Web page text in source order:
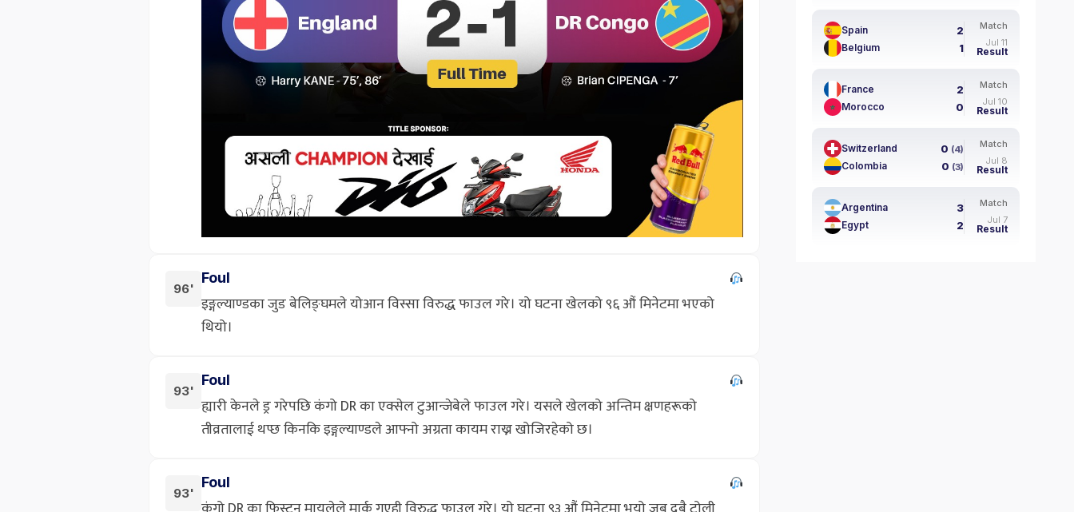
96'
Foul
इङ्गल्याण्डका जुड बेलिङ्घमले योआन विस्सा विरुद्ध फाउल गरे। यो घटना खेलको ९६ औं मिनेटमा भएको
थियो।
93'
Foul
ह्यारी केनले ड्र गरेपछि कंगो DR का एक्सेल टुआन्जेबेले फाउल गरे। यसले खेलको अन्तिम क्षणहरूको
तीव्रतालाई थप्छ किनकि इङ्गल्याण्डले आफ्नो अग्रता कायम राख्न खोजिरहेको छ।
93'
Foul
Spain 2
Belgium 1
Match
Jul 11
Result
France 2
Morocco 0
Match
Jul 10
Result
Switzerland 0 (4)
Colombia 0 (3)
Match
Jul 8
Result
Argentina 3
Egypt 2
Match
Jul 7
Result